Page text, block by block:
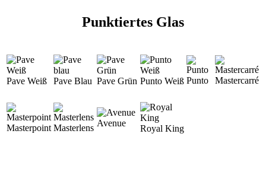
Punktiertes Glas
Pave Weiß Pave Blau Pave Grün Punto Weiß Punto Mastercarré
Masterpoint Masterlens Avenue
Royal King